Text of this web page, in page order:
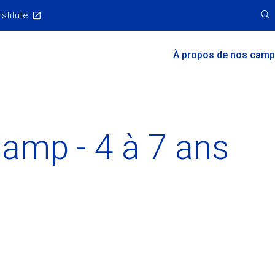
MainÀ propos de nos
- 4 à 7 ans